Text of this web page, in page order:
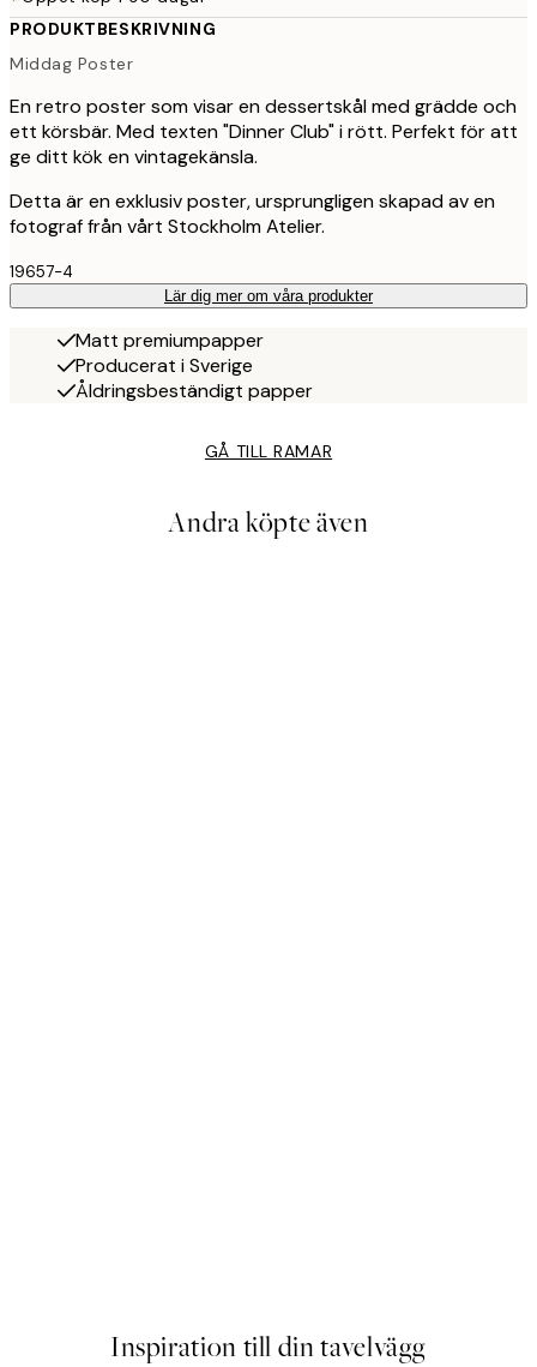
PRODUKTBESKRIVNING
Middag Poster
En retro poster som visar en dessertskål med grädde och
ett körsbär. Med texten "Dinner Club" i rött. Perfekt för att
ge ditt kök en vintagekänsla.
Detta är en exklusiv poster, ursprungligen skapad av en
fotograf från vårt Stockholm Atelier.
19657-4
Lär dig mer om våra produkter
Matt premiumpapper
Producerat i Sverige
Åldringsbeständigt papper
GÅ TILL RAMAR
Andra köpte även
Inspiration till din tavelvägg